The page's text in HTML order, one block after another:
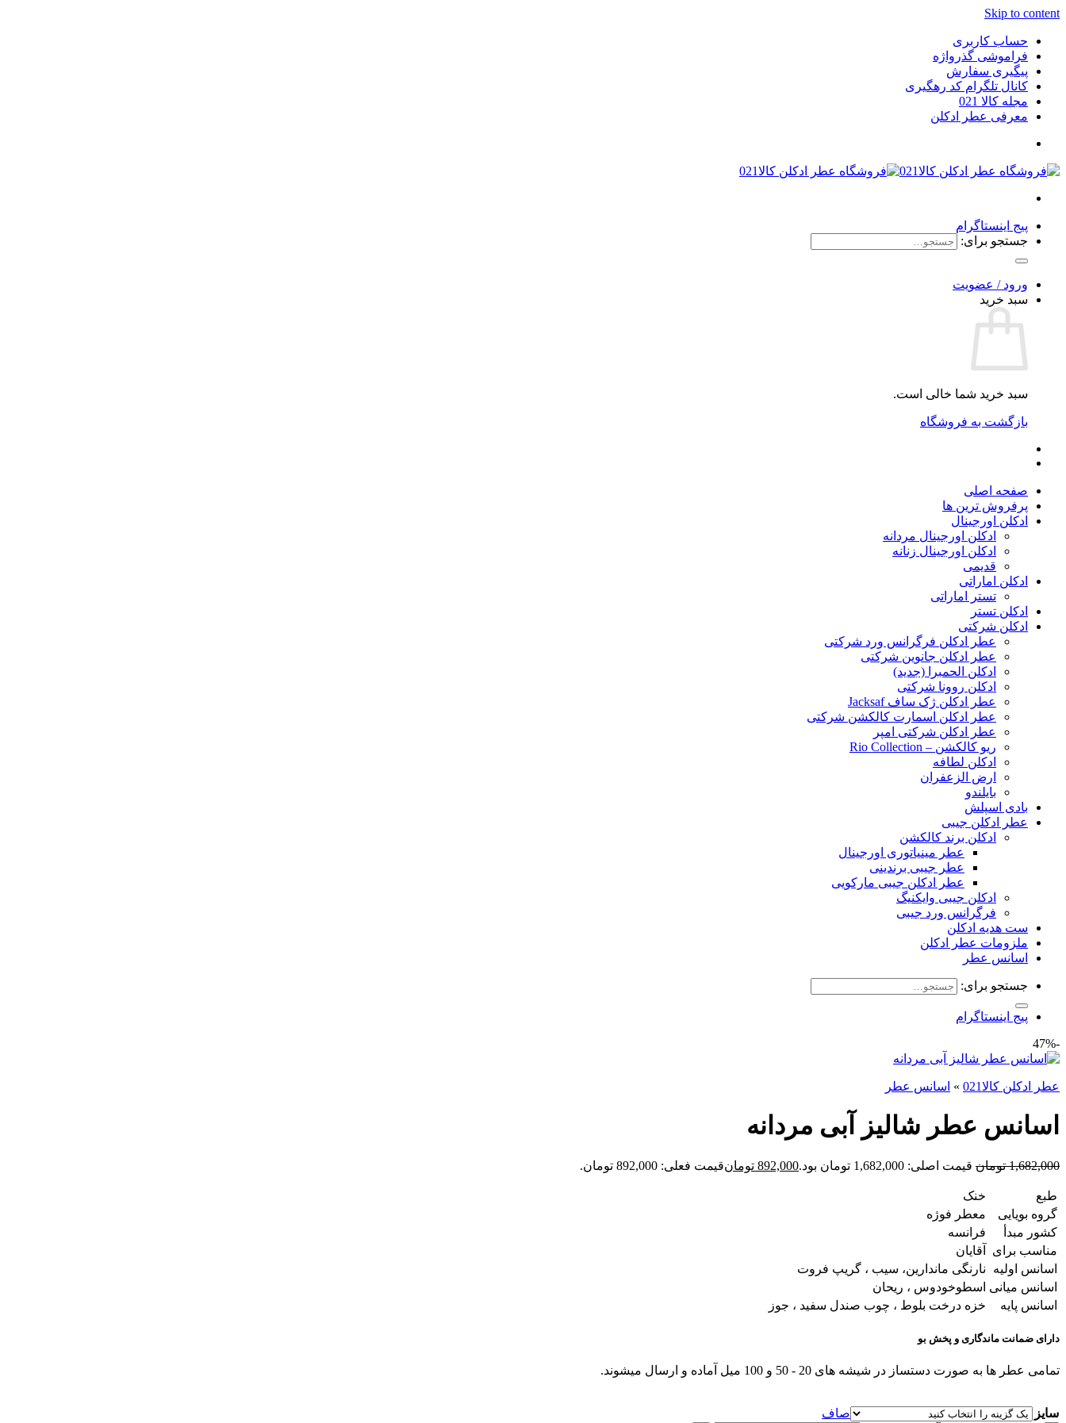
Skip to content
حساب کاربری
فراموشی گذرواژه
پیگیری سفارش
کانال تلگرام کد رهگیری
مجله کالا 021
معرفی عطر ادکلن
پیج اینستاگرام
جستجو برای:
ورود / عضویت
سبد خرید
سبد خرید شما خالی است.
بازگشت به فروشگاه
صفحه اصلی
پرفروش ترین ها
ادکلن اورجینال
ادکلن اورجینال مردانه
ادکلن اورجینال زنانه
قدیمی
ادکلن اماراتی
تستر اماراتی
ادکلن تستر
ادکلن شرکتی
عطر ادکلن فرگرانس ورد شرکتی
عطر ادکلن جانوین شرکتی
ادکلن الحمبرا (جدید)
ادکلن روونا شرکتی
عطر ادکلن ژک‌ ساف Jacksaf
عطر ادکلن اسمارت کالکشن شرکتی
عطر ادکلن شرکتی امپر
ریو کالکشن – Rio Collection
ادکلن لطافه
ارض الزعفران
بایلندو
بادی اسپلش
عطر ادکلن جیبی
ادکلن برند کالکشن
عطر مینیاتوری اورجینال
عطر جیبی برندینی
عطر ادکلن جیبی مارکویی
ادکلن جیبی وایکنیگ
فرگرانس ورد جیبی
ست هدیه ادکلن
ملزومات عطر ادکلن
اسانس عطر
جستجو برای:
پیج اینستاگرام
-47%
عطر ادکلن کالا021 » اسانس عطر
اسانس عطر شالیز آبی مردانه
1,682,000 تومان قیمت اصلی: 1,682,000 تومان بود. 892,000 تومانقیمت فعلی: 892,000 تومان.
طبع
خنک
گروه بویایی
معطر فوژه
کشور مبدأ
فرانسه
مناسب برای
آقایان
اسانس اولیه
نارنگی ماندارین، سیب ، گریپ فروت
اسانس میانی اسطوخودوس ، ریحان
اسانس پایه
خزه درخت بلوط ، چوب صندل سفید ، جوز
دارای ضمانت ماندگاری و پخش بو
تمامی عطر ها به صورت دستساز در شیشه های 20 - 50 و 100 میل آماده و ارسال میشوند.
سایز
صاف